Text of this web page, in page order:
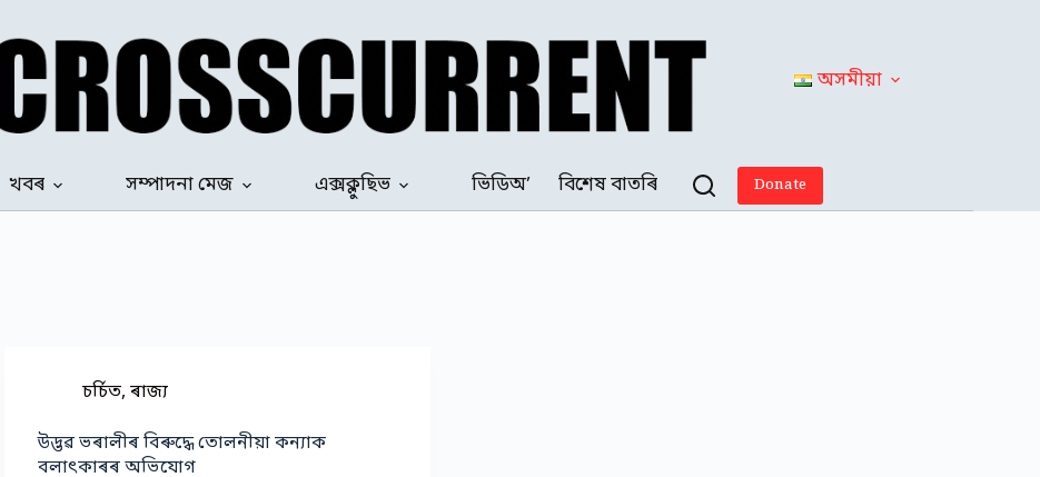
অসমীয়া
খবৰ সম্পাদনা মেজ এক্সক্লুছিভ ভিডিঅ’ বিশেষ বাতৰি Donate
চৰ্চিত,ৰাজ্য
উদ্ভৱ ভৰালীৰ বিৰুদ্ধে তোলনীয়া কন্যাক
বলাৎকাৰৰ অভিযোগ